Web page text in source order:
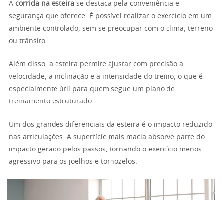
A corrida na esteira se destaca pela conveniência e
segurança que oferece. É possível realizar o exercício em um
ambiente controlado, sem se preocupar com o clima, terreno
ou trânsito.
Além disso, a esteira permite ajustar com precisão a
velocidade, a inclinação e a intensidade do treino, o que é
especialmente útil para quem segue um plano de
treinamento estruturado.
Um dos grandes diferenciais da esteira é o impacto reduzido
nas articulações. A superfície mais macia absorve parte do
impacto gerado pelos passos, tornando o exercício menos
agressivo para os joelhos e tornozelos.